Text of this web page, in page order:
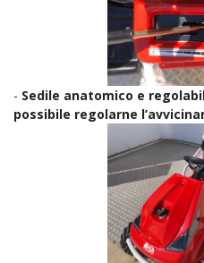
- Sedile anatomico e
possibile regolarne